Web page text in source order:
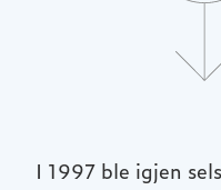
I 1997 ble igjen